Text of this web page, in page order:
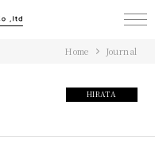
Home Journal
HIRATA